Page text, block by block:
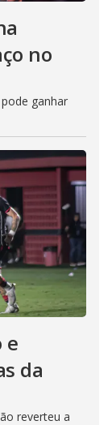
no
ganhar
e
da
reverteu a